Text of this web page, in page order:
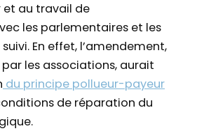
et au travail de
les parlementaires et les
En effet, l’amendement,
les associations, aurait
du principe pollueur-payeur
de réparation du